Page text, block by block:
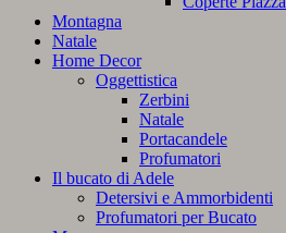
Montagna
Natale
Home Decor
Oggettistica
Zerbini
Natale
Portacandele
Profumatori
Il bucato di Adele
Detersivi e Ammorbidenti
Profumatori per Bucato